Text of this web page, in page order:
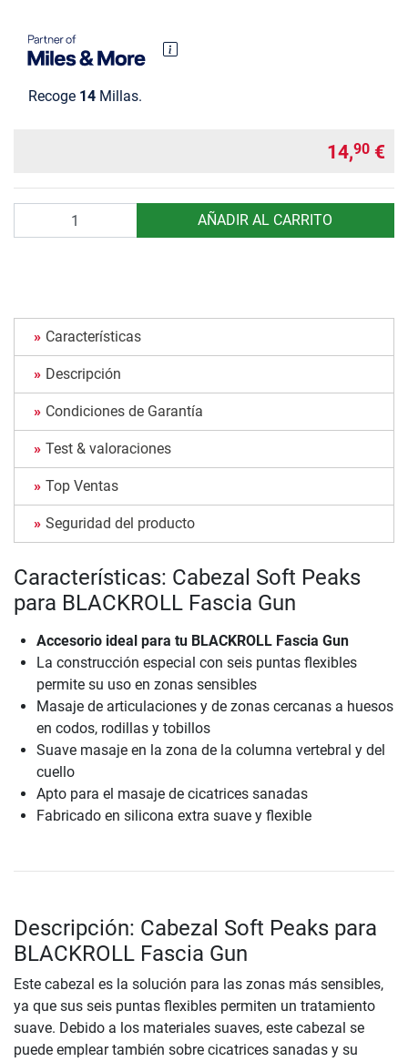
Recoge 14 Millas.
14,90 €
AÑADIR AL CARRITO
Características
Descripción
Condiciones de Garantía
Test & valoraciones
Top Ventas
Seguridad del producto
Características: Cabezal Soft Peaks
para BLACKROLL Fascia Gun
Accesorio ideal para tu BLACKROLL Fascia Gun
La construcción especial con seis puntas flexibles
permite su uso en zonas sensibles
Masaje de articulaciones y de zonas cercanas a huesos
en codos, rodillas y tobillos
Suave masaje en la zona de la columna vertebral y del
cuello
Apto para el masaje de cicatrices sanadas
Fabricado en silicona extra suave y flexible
Descripción: Cabezal Soft Peaks para
BLACKROLL Fascia Gun
Este cabezal es la solución para las zonas más sensibles,
ya que sus seis puntas flexibles permiten un tratamiento
suave. Debido a los materiales suaves, este cabezal se
puede emplear también sobre cicatrices sanadas y su